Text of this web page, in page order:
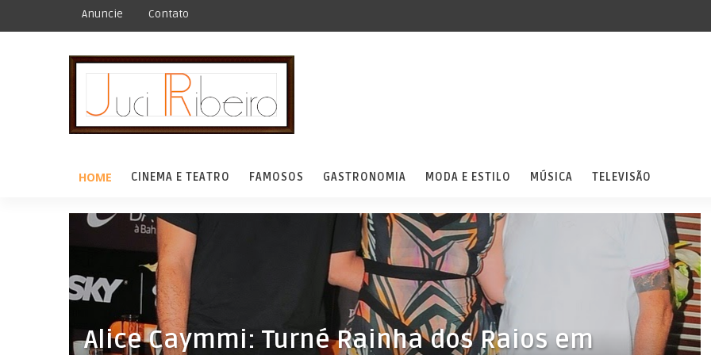
Anuncie Contato
HOME CINEMA E TEATRO FAMOSOS GASTRONOMIA MODA E ESTILO MÚSICA TELEVISÃO
Alice Caymmi: Turné Rainha dos Raios em